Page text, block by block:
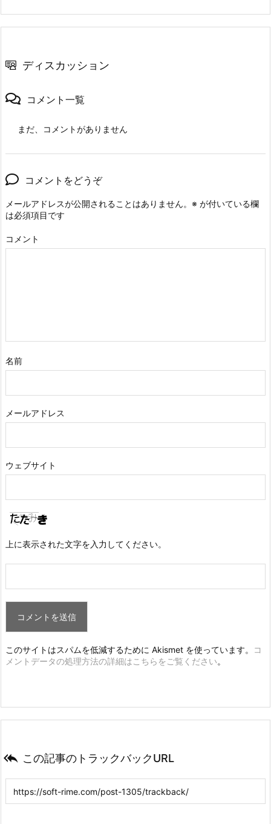
ディスカッション
コメント一覧
まだ、コメントがありません
コメントをどうぞ
メールアドレスが公開されることはありません。 ※ が付いている欄
は必須項目です
コメント
名前
メールアドレス
ウェブサイト
上に表示された文字を入力してください。
このサイトはスパムを低減するために Akismet を使っています。
コ
メントデータの処理方法の詳細はこちらをご覧ください。
 この記事のトラックバックURL